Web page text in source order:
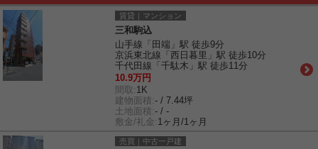
賃貸｜マンション
三和駒込
山手線「田端」駅 徒歩9分
京浜東北線「西日暮里」駅 徒歩10分
千代田線「千駄木」駅 徒歩11分
10.9万円
間取: 1K
建物面積:- / 7.44坪
土地面積:- / -
敷金/礼金: 1ヶ月/1ヶ月
売買｜中古一戸建